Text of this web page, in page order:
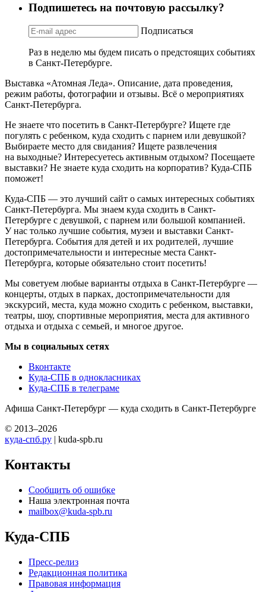
Подпишетесь на почтовую рассылку?
Подписаться
Раз в неделю мы будем писать о предстоящих событиях
в Санкт-Петербурге.
Выставка «Атомная Леда». Описание, дата проведения,
режим работы, фотографии и отзывы. Всё о мероприятиях
Санкт-Петербурга.
Не знаете что посетить в Санкт-Петербурге? Ищете где
погулять с ребенком, куда сходить с парнем или девушкой?
Выбираете место для свидания? Ищете развлечения
на выходные? Интересуетесь активным отдыхом? Посещаете
выставки? Не знаете куда сходить на корпоратив? Куда-СПБ
поможет!
Куда-СПБ — это лучший сайт о самых интересных событиях
Санкт-Петербурга. Мы знаем куда сходить в Санкт-
Петербурге с девушкой, с парнем или большой компанией.
У нас только лучшие события, музеи и выставки Санкт-
Петербурга. События для детей и их родителей, лучшие
достопримечательности и интересные места Санкт-
Петербурга, которые обязательно стоит посетить!
Мы советуем любые варианты отдыха в Санкт-Петербурге —
концерты, отдых в парках, достопримечательности для
экскурсий, места, куда можно сходить с ребенком, выставки,
театры, шоу, спортивные мероприятия, места для активного
отдыха и отдыха с семьей, и многое другое.
Мы в социальных сетях
Вконтакте
Куда-СПБ в однокласниках
Куда-СПБ в телеграме
Афиша Санкт-Петербург — куда сходить в Санкт-Петербурге
© 2013–2026
куда-спб.ру | kuda-spb.ru
Контакты
Сообщить об ошибке
Наша электронная почта
mailbox@kuda-spb.ru
Куда-СПБ
Пресс-релиз
Редакционная политика
Правовая информация